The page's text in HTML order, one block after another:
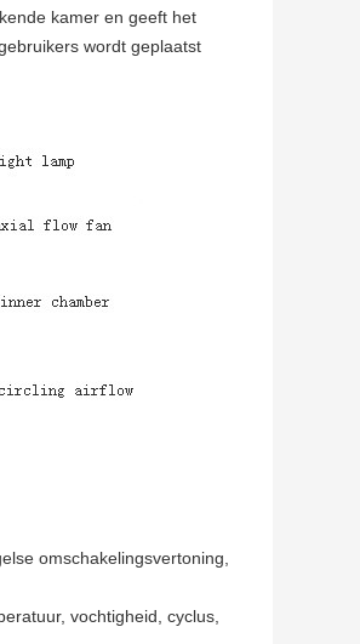
kamer en geeft het
wordt geplaatst
omschakelingsvertoning,
vochtigheid, cyclus,